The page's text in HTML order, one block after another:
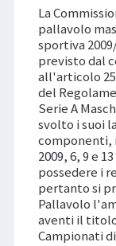
La
pallavolo
sportiva
previsto dal
all'articolo
del
Serie A
svolto i suoi
componenti,
2009, 6, 9 e
possedere i
pertanto si
Pallavolo
aventi il
Campionati di